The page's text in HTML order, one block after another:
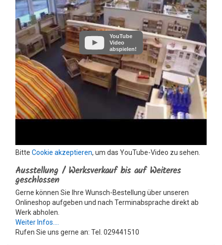
YouTube
Video
abspielen!
Bitte Cookie akzeptieren, um das YouTube-Video zu sehen.
Ausstellung / Werksverkauf bis auf Weiteres
geschlossen
Gerne können Sie Ihre Wunsch-Bestellung über unseren
Onlineshop aufgeben und nach Terminabsprache direkt ab
Werk abholen.
Weiter Infos....
Rufen Sie uns gerne an: Tel. 029441510